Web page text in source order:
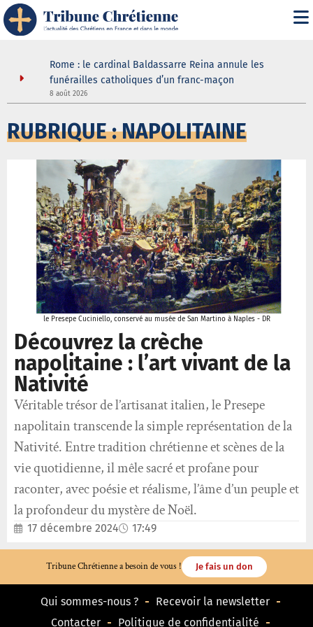
Rome : le cardinal Baldassarre Reina annule les
funérailles catholiques d’un franc-maçon
8 août 2026
RUBRIQUE : NAPOLITAINE
le Presepe Cuciniello, conservé au musée de San Martino à Naples - DR
Découvrez la crèche
napolitaine : l’art vivant de la
Nativité
Véritable trésor de l’artisanat italien, le Presepe
napolitain transcende la simple représentation de la
Nativité. Entre tradition chrétienne et scènes de la
vie quotidienne, il mêle sacré et profane pour
raconter, avec poésie et réalisme, l’âme d’un peuple et
la profondeur du mystère de Noël.
17 décembre 2024 17:49
Tribune Chrétienne a besoin de vous ! Je fais un don
Qui sommes-nous ?
Recevoir la newsletter
Contacter
Politique de confidentialité